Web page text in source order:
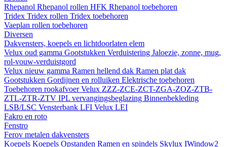
Rhepanol Rhepanol rollen HFK Rhepanol toebehoren
Tridex Tridex rollen Tridex toebehoren
Vaeplan rollen toebehoren
Diversen
Dakvensters, koepels en lichtdoorlaten elem
Velux oud gamma Gootstukken Verduistering Jaloezie, zonne, mug,
rol-vouw-verduistgord
Velux nieuw gamma Ramen hellend dak Ramen plat dak
Gootstukken Gordijnen en rolluiken Elektrische toebehoren
Toebehoren rookafvoerVelux ZZZ-ZCE-ZCT-ZGA-ZOZ-ZTB-
ZTL-ZTR-ZTV IPL vervangingsbeglazing Binnenbekleding
LSB/LSC Vensterbank LFI Velux LEI
Fakro en roto
Fenstro
Ferov metalen dakvensters
Koepels Koepels Opstanden Ramen en spindels Skylux IWindow2